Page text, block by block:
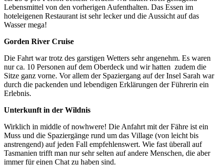
Lebensmittel von den vorherigen Aufenthalten. Das Essen im
hoteleigenen Restaurant ist sehr lecker und die Aussicht auf das
Wasser mega!
Gorden River Cruise
Die Fahrt war trotz des garstigen Wetters sehr angenehm. Es waren
nur ca. 10 Personen auf dem Oberdeck und wir hatten zudem die
Sitze ganz vorne. Vor allem der Spaziergang auf der Insel Sarah war
durch die packenden und lebendigen Erklärungen der Führerin ein
Erlebnis.
Unterkunft in der Wildnis
Wirklich in middle of nowhwere! Die Anfahrt mit der Fähre ist ein
Muss und die Spaziergänge rund um das Village (von leicht bis
anstrengend) auf jeden Fall empfehlenswert. Wie fast überall auf
Tasmanien trifft man nur sehr selten auf andere Menschen, die aber
immer für einen Chat zu haben sind.